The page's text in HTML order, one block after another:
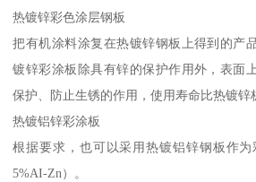
热镀锌彩色涂层钢板
把有机涂料涂复在热镀锌钢板上得到的产
镀锌彩涂板除具有锌的保护作用外，表面
保护、防止生锈的作用，使用寿命比热镀锌
热镀铝锌彩涂板
根据要求，也可以采用热镀铝锌钢板作为
5%AI-Zn）。